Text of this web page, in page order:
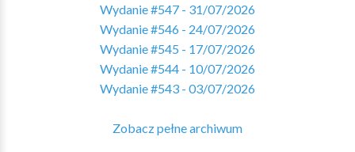
Wydanie #547 - 31/07/2026
Wydanie #546 - 24/07/2026
Wydanie #545 - 17/07/2026
Wydanie #544 - 10/07/2026
Wydanie #543 - 03/07/2026
Zobacz pełne archiwum